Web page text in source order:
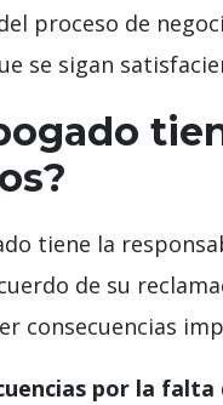
proceso de
se sigan
tiene la
de su
consecuencias
por la